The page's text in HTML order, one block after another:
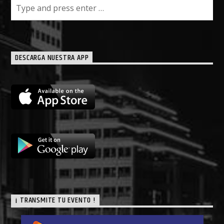
DESCARGA NUESTRA APP
¡ TRANSMITE TU EVENTO !